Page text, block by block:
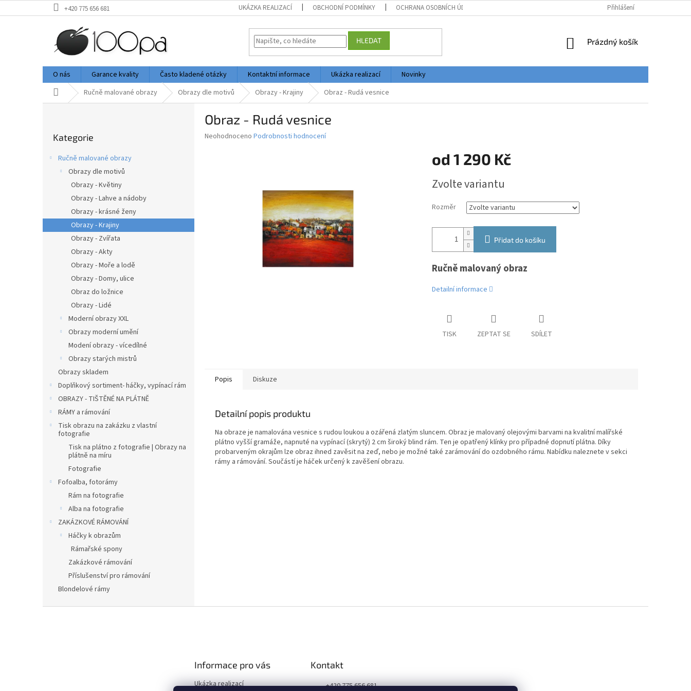
na
+420 775 656 681 UKÁZKA REALIZACÍ OBCHODNÍ PODMÍNKY OCHRANA OSOBNÍCH ÚDAJŮ Přihlášení
HLEDAT
NÁKUPNÍ
Prázdný košík
O nás Garance kvality Často kladené otázky Kontaktní informace Ukázka realizací
Novinky
Domů Ručně malované obrazy Obrazy dle motivů Obrazy - Krajiny Obraz - Rudá vesnice
a
n
kategorie
Kategorie
Ručně malované obrazy
Obrazy dle motivů
Obrazy - Květiny
Obrazy - Lahve a nádoby
Obrazy - krásné ženy
Obrazy - Krajiny
Obrazy - Zvířata
Obrazy - Akty
Obrazy - Moře a lodě
Obrazy - Domy, ulice
Obraz do ložnice
Obrazy - Lidé
Moderní obrazy XXL
Obrazy moderní umění
Modení obrazy - vícedílné
Obrazy starých mistrů
Obrazy skladem
Doplňkový sortiment- háčky, vypínací rám
OBRAZY - TIŠTĚNÉ NA PLÁTNĚ
RÁMY a rámování
Tisk obrazu na zakázku z vlastní
fotografie
Tisk na plátno z fotografie | Obrazy na
plátně na míru
Fotografie
Fofoalba, fotorámy
Rám na fotografie
Alba na fotografie
ZAKÁZKOVÉ RÁMOVÁNÍ
Háčky k obrazům
Rámařské spony
Zakázkové rámování
Příslušenství pro rámování
Blondelové rámy
Obraz - Rudá vesnice
Průměrné
Neohodnoceno Podrobnosti hodnocení
od 1 290 Kč
cena:
Zvolte variantu
Rozměr
Přidat do košíku
Ručně malovaný obraz
Detailní informace
TISK ZEPTAT SE SDÍLET
Popis Diskuze
Detailní popis produktu
Na obraze je namalována vesnice s rudou loukou a ozářená zlatým sluncem. Obraz je malovaný olejovými barvami na kvalitní malířské
plátno vyšší gramáže, napnuté na vypínací (skrytý) 2 cm široký blind rám. Ten je opatřený klínky pro případné dopnutí plátna. Díky
probarveným okrajům lze obraz ihned zavěsit na zeď, nebo je možné také zarámování do ozdobného rámu. Nabídku naleznete v sekci
rámy a rámování. Součástí je háček určený k zavěšení obrazu.
Informace pro vás
Ukázka realizací
Kontakt
+420 775 656 681